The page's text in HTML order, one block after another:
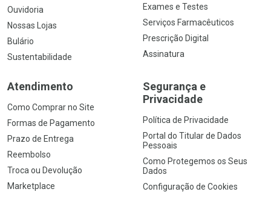
Ouvidoria
Nossas Lojas
Bulário
Sustentabilidade
Exames e Testes
Serviços Farmacêuticos
Prescrição Digital
Assinatura
Atendimento
Como Comprar no Site
Formas de Pagamento
Prazo de Entrega
Reembolso
Troca ou Devolução
Marketplace
Segurança e
Privacidade
Política de Privacidade
Portal do Titular de Dados
Pessoais
Como Protegemos os Seus
Dados
Configuração de Cookies